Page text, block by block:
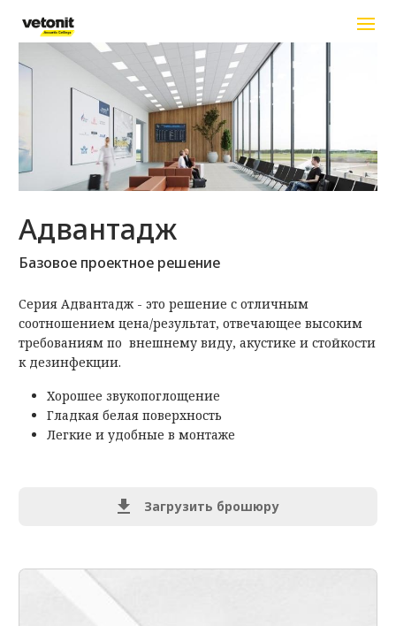
Адвантадж
Базовое проектное решение
Серия Адвантадж - это решение с отличным
соотношением цена/результат, отвечающее высоким
требованиям по внешнему виду, акустике и стойкости
к дезинфекции.
Хорошее звукопоглощение
Гладкая белая поверхность
Легкие и удобные в монтаже
Загрузить брошюру